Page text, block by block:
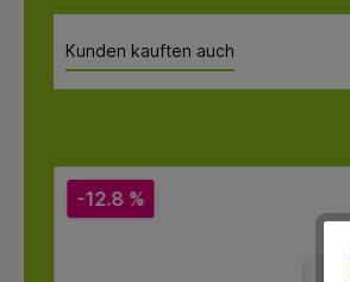
Kunden kauften auch
-12.8 %